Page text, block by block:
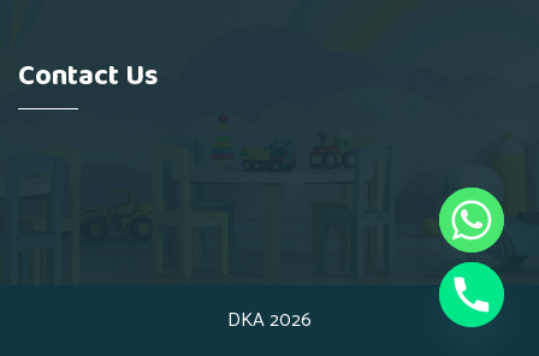
Contact Us
DKA 2026